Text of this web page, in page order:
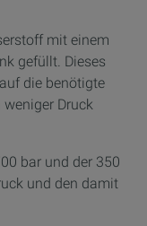
mit einem
gefüllt. Dieses
die benötigte
Druck
bar und der 350
und den damit